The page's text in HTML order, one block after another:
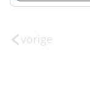
vorige